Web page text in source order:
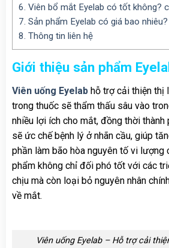
6. Viên bổ mắt Eyelab có tốt không?
7. Sản phẩm Eyelab có giá bao
8. Thông tin liên hệ
Giới thiệu sản phẩm
Viên uống Eyelabhỗ trợ cải thiện thị
trong thuốc sẽ thẩm thấu sâu vào
nhiều lợi ích cho mắt, đồng thời thành
sẽ ức chế bệnh lý ở nhãn cầu, giúp
phần làm bão hòa nguyên tố vi lượng
phẩm không chỉ đối phó tốt với các
chịu mà còn loại bỏ nguyên nhân
về mắt.
Viên uống Eyelab – Hỗ trợ cải